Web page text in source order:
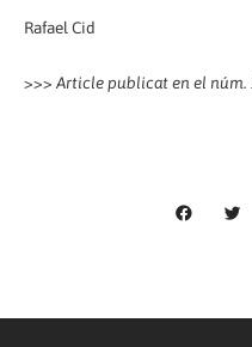
Rafael Cid
>>> Article publicat en el núm.